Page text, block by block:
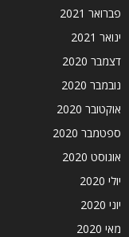
פברואר 2021
ינואר 2021
דצמבר 2020
נובמבר 2020
אוקטובר 2020
ספטמבר 2020
אוגוסט 2020
יולי 2020
יוני 2020
מאי 2020